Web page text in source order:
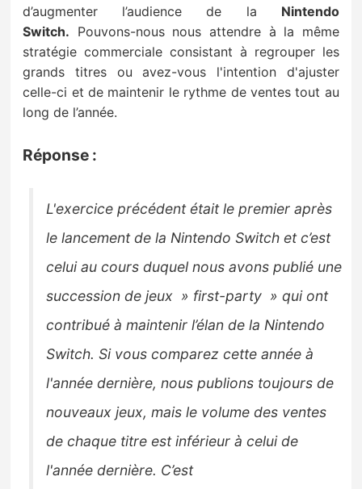
d’augmenter l’audience de la Nintendo
Switch. Pouvons-nous nous attendre à la même
stratégie commerciale consistant à regrouper les
grands titres ou avez-vous l'intention d'ajuster
celle-ci et de maintenir le rythme de ventes tout au
long de l’année.
Réponse :
L'exercice précédent était le premier après
le lancement de la Nintendo Switch et c’est
celui au cours duquelnous avons publié une
succession de jeux » first-party » qui ont
contribué à maintenir l’élan de la Nintendo
Switch. Si vous comparez cette année à
l'année dernière, nous publions toujours de
nouveauxjeux, mais le volume des ventes
de chaque titre est inférieur à celui de
l'année dernière. C’est